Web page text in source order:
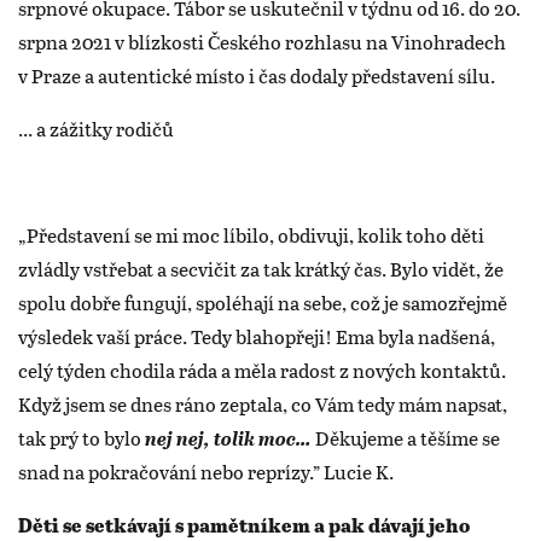
srpnové okupace. Tábor se uskutečnil v týdnu od 16. do 20.
srpna 2021 v blízkosti Českého rozhlasu na Vinohradech
v Praze a autentické místo i čas dodaly představení sílu.
... a zážitky rodičů
„Představení se mi moc líbilo, obdivuji, kolik toho děti
zvládly vstřebat a secvičit za tak krátký čas. Bylo vidět, že
spolu dobře fungují, spoléhají na sebe, což je samozřejmě
výsledek vaší práce. Tedy blahopřeji! Ema byla nadšená,
celý týden chodila ráda a měla radost z nových kontaktů.
Když jsem se dnes ráno zeptala, co Vám tedy mám napsat,
tak prý to bylonej nej, tolik moc… Děkujeme a těšíme se
snad na pokračování nebo reprízy.” Lucie K.
Děti se setkávají s pamětníkem a pak dávají jeho